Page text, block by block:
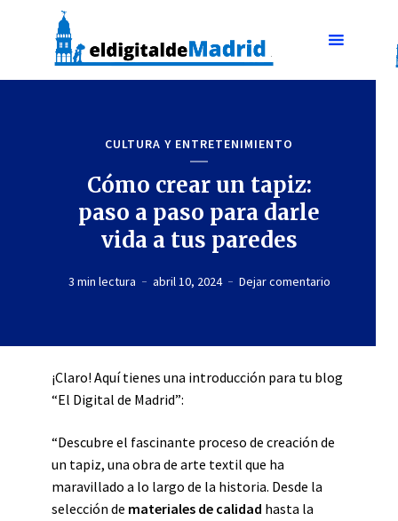
CULTURA Y ENTRETENIMIENTO
Cómo crear un tapiz:
paso a paso para darle
vida a tus paredes
3 min lectura abril 10, 2024 Dejar comentario
¡Claro! Aquí tienes una introducción para tu blog
“El Digital de Madrid”:
“Descubre el fascinante proceso de creación de
un tapiz, una obra de arte textil que ha
maravillado a lo largo de la historia. Desde la
selección de materiales de calidad hasta la